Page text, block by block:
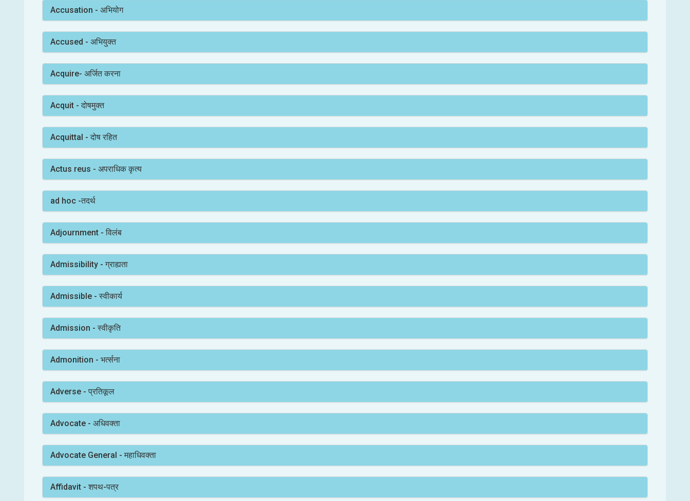
Accusation - अभियोग
Accused - अभियुक्त
Acquire- अर्जित करना
Acquit - दोषमुक्त
Acquittal - दोष रहित
Actus reus - अपराधिक कृत्य
ad hoc -तदर्थ
Adjournment - विलंब
Admissibility - ग्राह्यता
Admissible - स्वीकार्य
Admission - स्वीकृति
Admonition - भर्त्सना
Adverse - प्रतिकूल
Advocate - अधिवक्ता
Advocate General - महाधिवक्ता
Affidavit - शपथ-पत्र